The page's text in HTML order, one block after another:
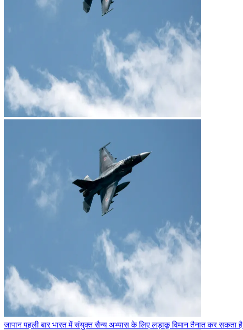
जापान पहली बार भारत में संयुक्त सैन्य अभ्यास के लिए लड़ाकू विमान तैनात कर सकता है